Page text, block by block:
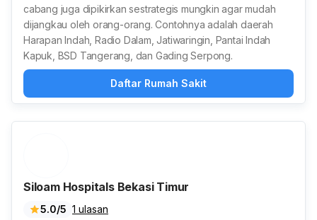
cabang juga dipikirkan sestrategis mungkin agar mudah
dijangkau oleh orang-orang. Contohnya adalah daerah
Harapan Indah, Radio Dalam, Jatiwaringin, Pantai Indah
Kapuk, BSD Tangerang, dan Gading Serpong.
Daftar Rumah Sakit
Siloam Hospitals Bekasi Timur
5.0/5 1 ulasan